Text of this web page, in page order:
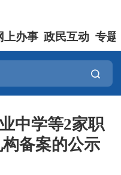
上办事 政民互动 专题
中学等2家职
备案的公示